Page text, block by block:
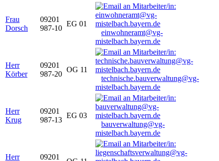
Frau
Dorsch
09201
987-10
EG 01
einwohneramt@vg-
mistelbach.bayern.de
Herr
Körber
09201
987-20
OG 11
technische.bauverwaltung@vg-
mistelbach.bayern.de
Herr
Krug
09201
987-13
EG 03
bauverwaltung@vg-
mistelbach.bayern.de
Herr
09201